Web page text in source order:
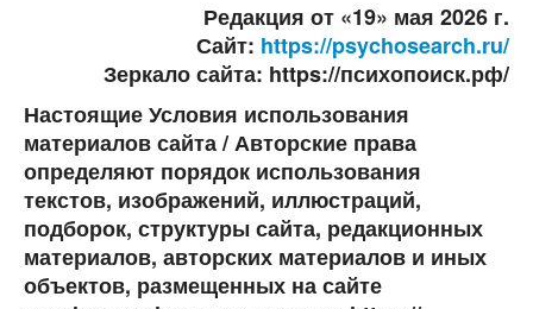
Редакция от «19» мая 2026 г.
Сайт: https://psychosearch.ru/
Зеркало сайта: https://психопоиск.рф/
Настоящие Условия использования
материалов сайта / Авторские права
определяют порядок использования
текстов, изображений, иллюстраций,
подборок, структуры сайта, редакционных
материалов, авторских материалов и иных
объектов, размещенных на сайте